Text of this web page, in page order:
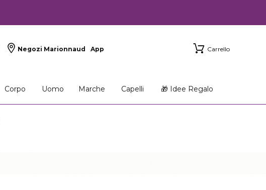
Negozi Marionnaud App Carrello
Corpo Uomo Marche Capelli 🎁 Idee Regalo